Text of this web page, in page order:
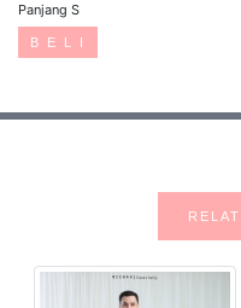
Panjang S
B E L I